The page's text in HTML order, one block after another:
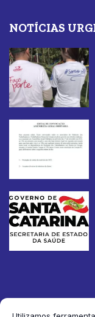
NOTÍCIAS